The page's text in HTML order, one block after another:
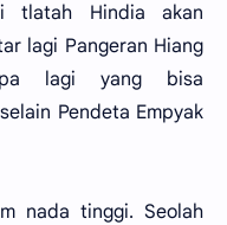
tlatah Hindia akan
lagi Pangeran Hiang
lagi yang bisa
Pendeta Empyak
nada tinggi. Seolah